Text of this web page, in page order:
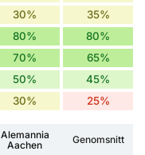
30% 35%
80% 80%
70% 65%
50% 45%
30% 25%
Alemannia
Aachen
Genomsnitt